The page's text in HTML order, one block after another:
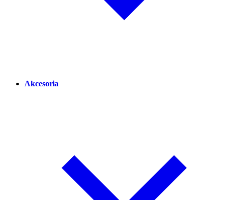
Akcesoria